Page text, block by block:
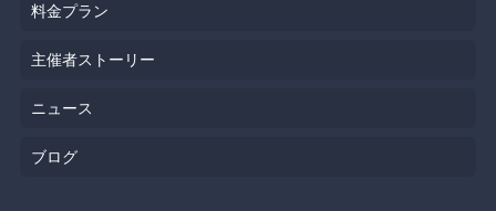
料金プラン
主催者ストーリー
ニュース
ブログ